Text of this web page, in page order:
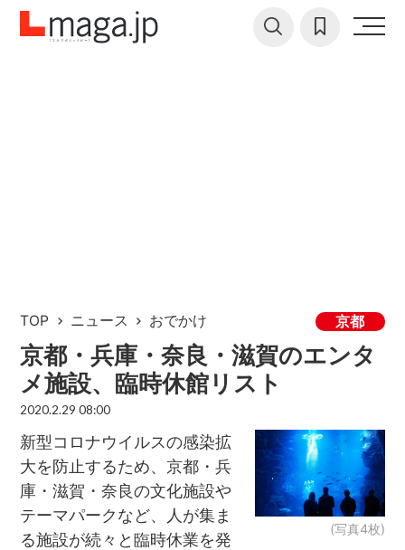
TOP ニュース おでかけ 京都
京都・兵庫・奈良・滋賀のエンタ
メ施設、臨時休館リスト
2020.2.29 08:00
(写真4枚)
新型コロナウイルスの感染拡
大を防止するため、京都・兵
庫・滋賀・奈良の文化施設や
テーマパークなど、人が集ま
る施設が続々と臨時休業を発